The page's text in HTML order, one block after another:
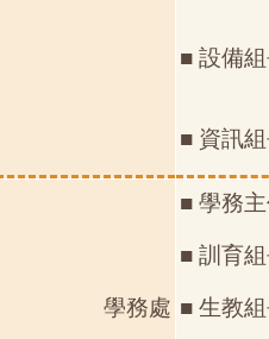
■ 設備
■ 資訊
學務處
■ 學務
■ 訓育
■ 生教